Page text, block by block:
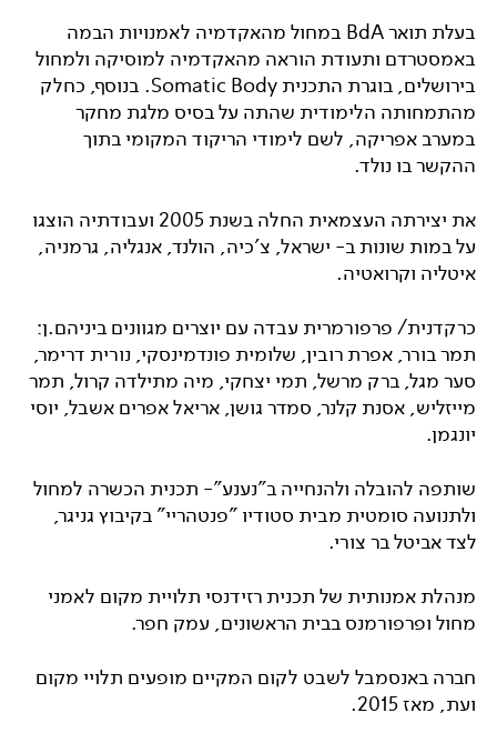
בעלת תואר BdA במחול מהאקדמיה לאמנויות הבמה
באמסטרדם ותעודת הוראה מהאקדמיה למוסיקה ולמחול
בירושלים, בוגרת התכנית Somatic Body. בנוסף, כחלק
מהתמחותה הלימודית שהתה על בסיס מלגת מחקר
במערב אפריקה, לשם לימודי הריקוד המקומי בתוך
ההקשר בו נולד.
את יצירתה העצמאית החלה בשנת 2005 ועבודתיה הוצגו
על במות שונות ב- ישראל, צ'כיה, הולנד, אנגליה, גרמניה,
איטליה וקרואטיה.
כרקדנית/ פרפורמרית עבדה עם יוצרים מגוונים ביניהם.ן:
תמר בורר, אפרת רובין, שלומית פונדמינסקי, נורית דרימר,
סער מגל, ברק מרשל, תמי יצחקי, מיה מתילדה קרול, תמר
מייזליש, אסנת קלנר, סמדר גושן, אריאל אפרים אשבל, יוסי
יונגמן.
שותפה להובלה ולהנחייה ב"נענע"- תכנית הכשרה למחול
ולתנועה סומטית מבית סטודיו "פנטהריי" בקיבוץ גניגר,
לצד אביטל בר צורי.
מנהלת אמנותית של תכנית רזידנסי תלויית מקום לאמני
מחול ופרפורמנס בבית הראשונים, עמק חפר.
חברה באנסמבל לשבט לקום המקיים מופעים תלויי מקום
ועת, מאז 2015.